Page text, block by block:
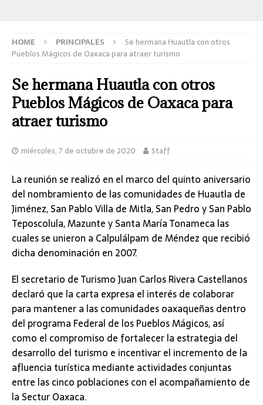
HOME PRINCIPALES
Se hermana Huautla con otros
Pueblos Mágicos de Oaxaca para atraer turismo
Se hermana Huautla con otros
Pueblos Mágicos de Oaxaca para
atraer turismo
miércoles, 7 de octubre de 2020 Staff
La reunión se realizó en el marco del quinto aniversario
del nombramiento de las comunidades de Huautla de
Jiménez, San Pablo Villa de Mitla, San Pedro y San Pablo
Teposcolula, Mazunte y Santa María Tonameca las
cuales se unieron a Calpulálpam de Méndez que recibió
dicha denominación en 2007.
El secretario de Turismo Juan Carlos Rivera Castellanos
declaró que la carta expresa el interés de colaborar
para mantener a las comunidades oaxaqueñas dentro
del programa Federal de los Pueblos Mágicos, así
como el compromiso de fortalecer la estrategia del
desarrollo del turismo e incentivar el incremento de la
afluencia turística mediante actividades conjuntas
entre las cinco poblaciones con el acompañamiento de
la Sectur Oaxaca.